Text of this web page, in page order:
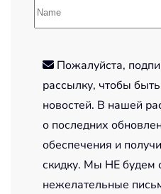
Пожалуйста,
рассылку, чтобы
новостей. В нашей
о последних
обеспечения и
скидку. Мы НЕ будем
нежелательные